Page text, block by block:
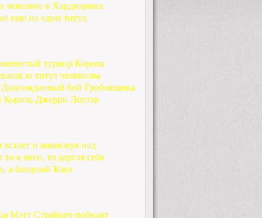
и чемпион в Хардкорных
еще на один титул.
турнир Короля
за титул чемпиона
бой Гробовщика
Король Джерри Лоулэр
и нависнув над
в него, то дергая себя
а бледный Коул
Мэтт Страйкер победит